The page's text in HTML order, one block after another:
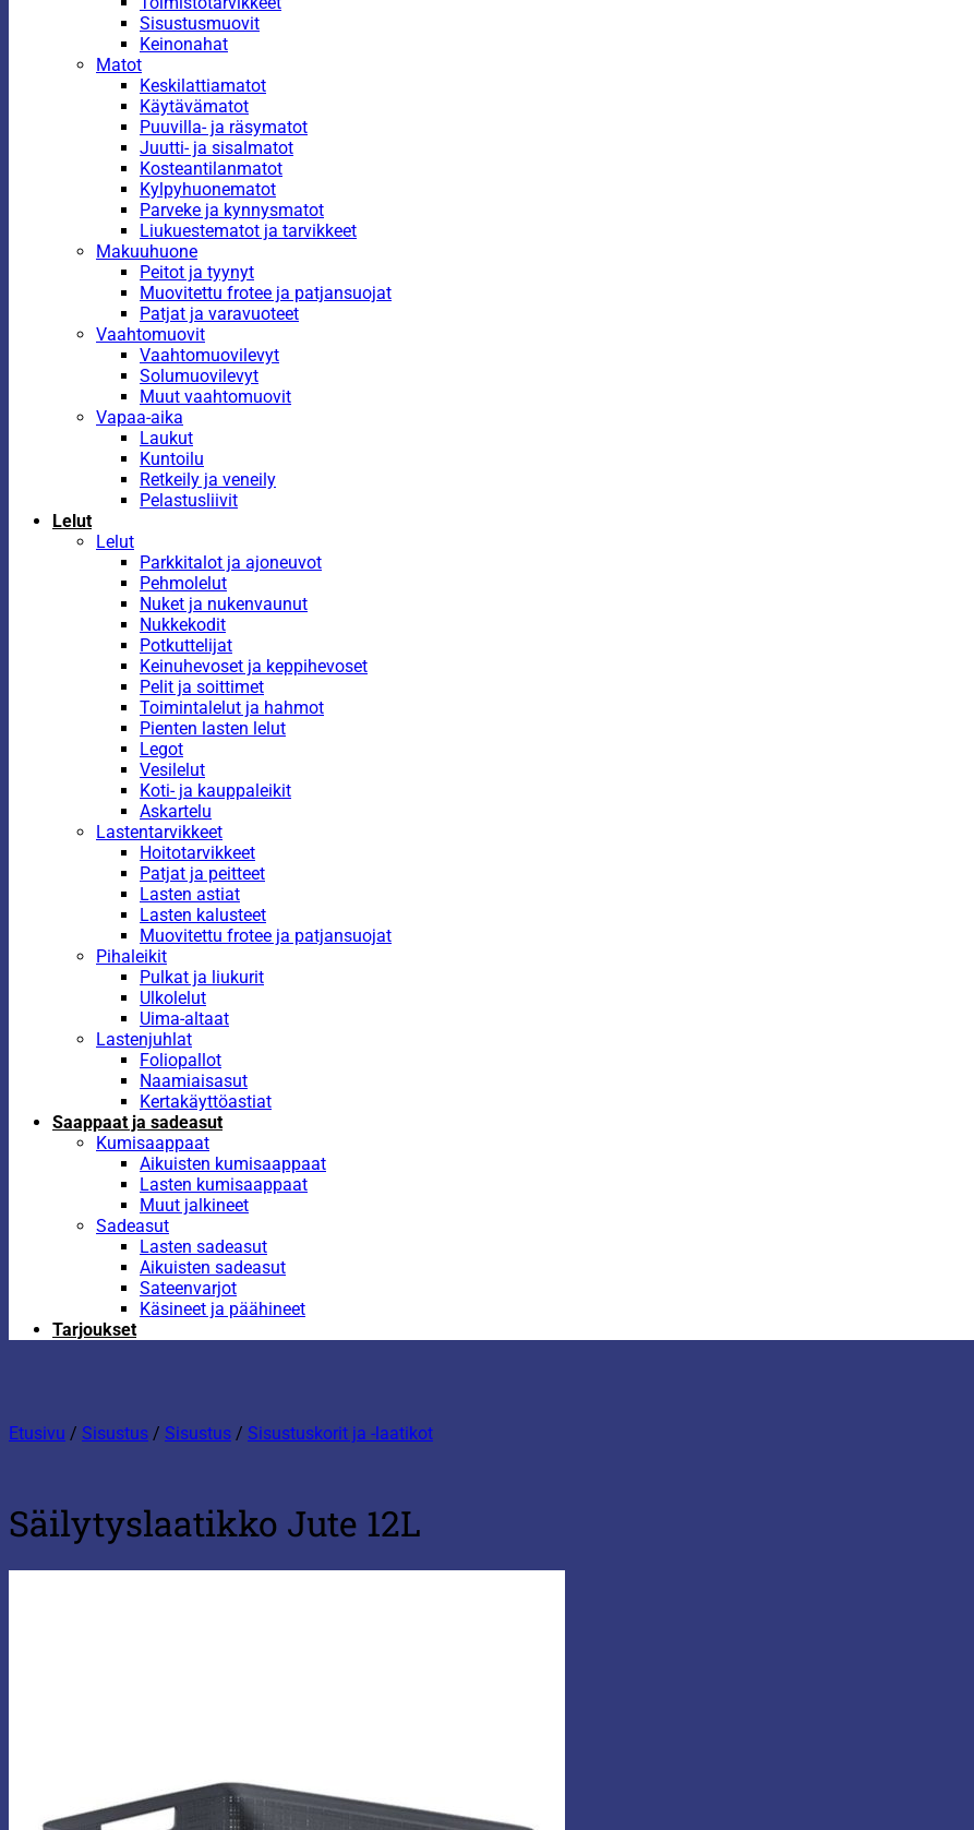
Sisustusmuovit
Keinonahat
Matot
Keskilattiamatot
Käytävämatot
Puuvilla- ja räsymatot
Juutti- ja sisalmatot
Kosteantilanmatot
Kylpyhuonematot
Parveke ja kynnysmatot
Liukuestematot ja tarvikkeet
Makuuhuone
Peitot ja tyynyt
Muovitettu frotee ja patjansuojat
Patjat ja varavuoteet
Vaahtomuovit
Vaahtomuovilevyt
Solumuovilevyt
Muut vaahtomuovit
Vapaa-aika
Laukut
Kuntoilu
Retkeily ja veneily
Pelastusliivit
Lelut
Lelut
Parkkitalot ja ajoneuvot
Pehmolelut
Nuket ja nukenvaunut
Nukkekodit
Potkuttelijat
Keinuhevoset ja keppihevoset
Pelit ja soittimet
Toimintalelut ja hahmot
Pienten lasten lelut
Legot
Vesilelut
Koti- ja kauppaleikit
Askartelu
Lastentarvikkeet
Hoitotarvikkeet
Patjat ja peitteet
Lasten astiat
Lasten kalusteet
Muovitettu frotee ja patjansuojat
Pihaleikit
Pulkat ja liukurit
Ulkolelut
Uima-altaat
Lastenjuhlat
Foliopallot
Naamiaisasut
Kertakäyttöastiat
Saappaat ja sadeasut
Kumisaappaat
Aikuisten kumisaappaat
Lasten kumisaappaat
Muut jalkineet
Sadeasut
Lasten sadeasut
Aikuisten sadeasut
Sateenvarjot
Käsineet ja päähineet
Tarjoukset
Etusivu / Sisustus / Sisustus / Sisustuskorit ja -laatikot
Säilytyslaatikko Jute 12L